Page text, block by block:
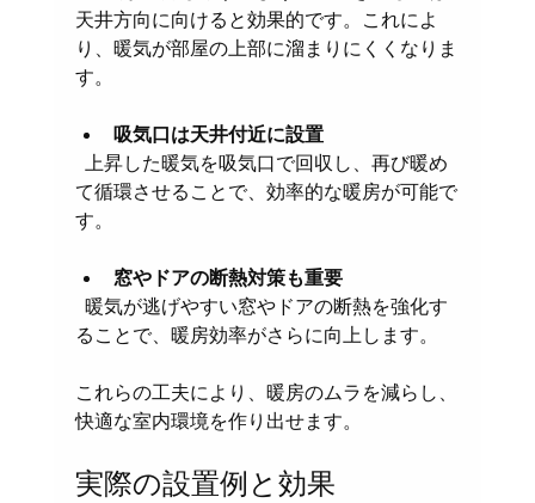
天井方向に向けると効果的です。これによ
り、暖気が部屋の上部に溜まりにくくなりま
す。
吸気口は天井付近に設置
て循環させることで、効率的な暖房が可能で
す。
窓やドアの断熱対策も重要
ることで、暖房効率がさらに向上します。
これらの工夫により、暖房のムラを減らし、
快適な室内環境を作り出せます。
実際の設置例と効果